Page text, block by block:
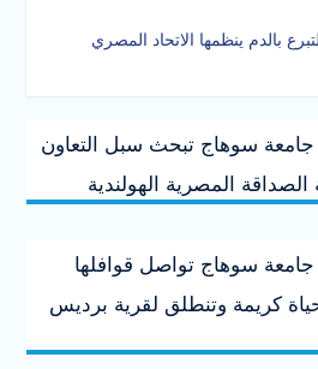
بالدم ينظمها الاتحاد المصري
Previous
post:
جامعة سوهاج تبحث سبل التعاون
المصرية الهولندية
Next
post:
جامعة سوهاج تواصل قوافلها
كريمة وتنطلق لقرية برديس